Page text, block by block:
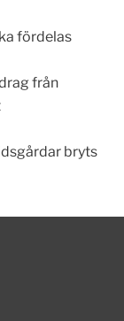
fördelas
från
bryts